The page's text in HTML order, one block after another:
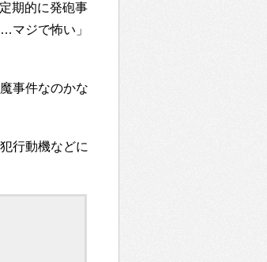
期的に発砲事
マジで怖い」
事件なのかな
行動機などに